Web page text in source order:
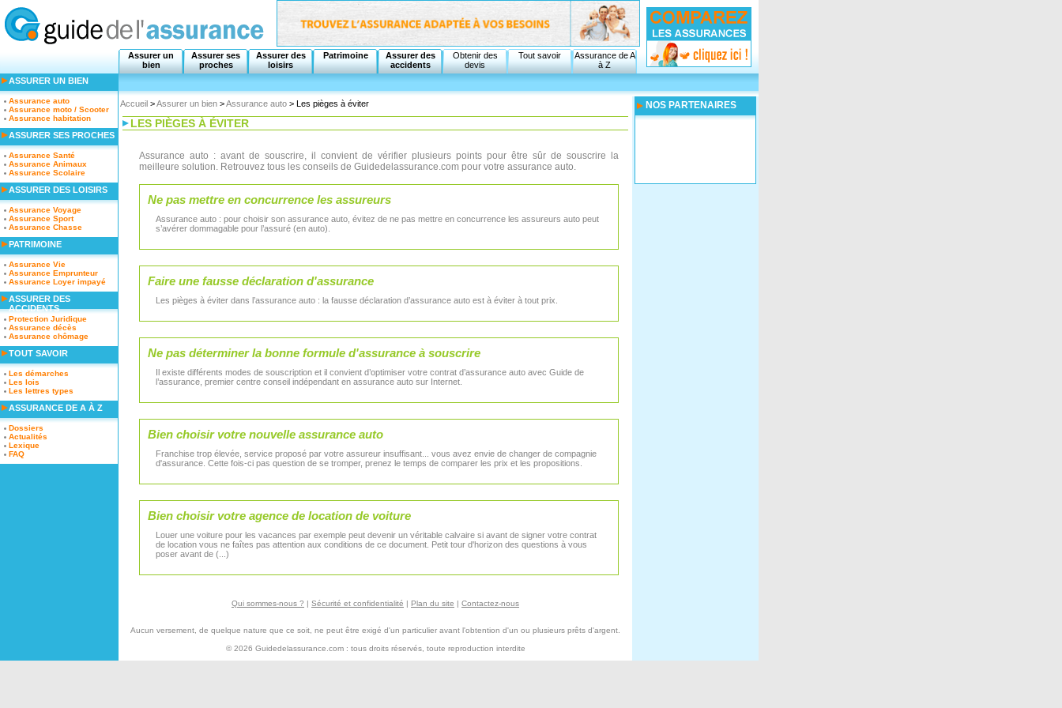
Assurer un
bien
Assurer ses
proches
Assurer des
loisirs
Patrimoine
Assurer des
accidents
Obtenir des
devis
Tout savoir
Assurance de A
à Z
Accueil >Assurer un bien >Assurance auto > Les pièges à éviter
LES PIÈGES À ÉVITER
Assurance auto : avant de souscrire, il convient de vérifier plusieurs points pour être sûr de souscrire la
meilleure solution. Retrouvez tous les conseils de Guidedelassurance.com pour votre assurance auto.
Ne pas mettre en concurrence les assureurs
Assurance auto : pour choisir son assurance auto, évitez de ne pas mettre en concurrence les assureurs auto peut
s’avérer dommagable pour l’assuré (en auto).
Faire une fausse déclaration d'assurance
Les pièges à éviter dans l’assurance auto : la fausse déclaration d’assurance auto est à éviter à tout prix.
Ne pas déterminer la bonne formule d'assurance à souscrire
Il existe différents modes de souscription et il convient d’optimiser votre contrat d’assurance auto avec Guide de
l’assurance, premier centre conseil indépendant en assurance auto sur Internet.
Bien choisir votre nouvelle assurance auto
Franchise trop élevée, service proposé par votre assureur insuffisant... vous avez envie de changer de compagnie
d'assurance. Cette fois-ci pas question de se tromper, prenez le temps de comparer les prix et les propositions.
Bien choisir votre agence de location de voiture
Louer une voiture pour les vacances par exemple peut devenir un véritable calvaire si avant de signer votre contrat
de location vous ne faîtes pas attention aux conditions de ce document. Petit tour d'horizon des questions à vous
poser avant de (...)
ASSURER UN BIEN
Assurance auto
Assurance moto / Scooter
Assurance habitation
ASSURER SES PROCHES
Assurance Santé
Assurance Animaux
Assurance Scolaire
ASSURER DES LOISIRS
Assurance Voyage
Assurance Sport
Assurance Chasse
PATRIMOINE
Assurance Vie
Assurance Emprunteur
Assurance Loyer impayé
ASSURER DES
ACCIDENTS
Protection Juridique
Assurance décès
Assurance chômage
TOUT SAVOIR
Les démarches
Les lois
Les lettres types
ASSURANCE DE A À Z
Dossiers
Actualités
Lexique
FAQ
NOS PARTENAIRES
Qui sommes-nous ? | Sécurité et confidentialité | Plan du site | Contactez-nous
Aucun versement, de quelque nature que ce soit, ne peut être exigé d'un particulier avant l'obtention d'un ou plusieurs prêts d'argent.
© 2026 Guidedelassurance.com : tous droits réservés, toute reproduction interdite